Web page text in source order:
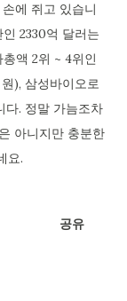
에 쥐고 있습니
2330억 달러는
액 2위 ~ 4위인
), 삼성바이오로
다. 정말 가늠조차
아니지만 충분한
요.
공유